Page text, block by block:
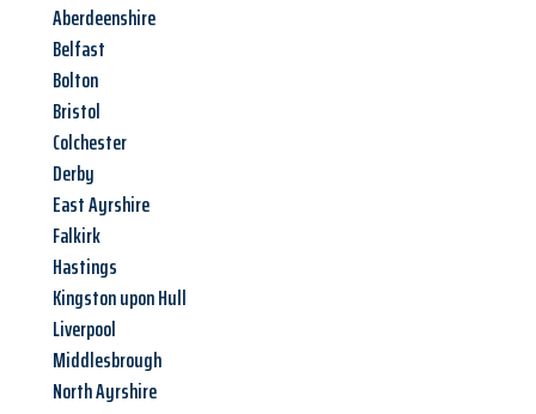
Aberdeenshire
Belfast
Bolton
Bristol
Colchester
Derby
East Ayrshire
Falkirk
Hastings
Kingston upon Hull
Liverpool
Middlesbrough
North Ayrshire